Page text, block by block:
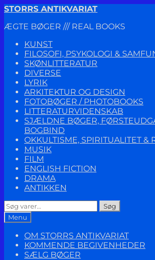
Spring
navigation
Spring
indhold
STORRS ANTIKVARIAT
ÆGTE BØGER /// REAL BOOKS
KUNST
FILOSOFI, PSYKOLOGI &
SKØNLITTERATUR
DIVERSE
LYRIK
ARKITEKTUR OG DESIGN
FOTOBØGER / PHOTOBOOKS
LITTERATURVIDENSKAB
SJÆLDNE BØGER,
BOGBIND
OKKULTISME, SPIRITUALITET &
MUSIK
FILM
ENGLISH FICTION
DRAMA
ANTIKKEN
Søg
efter:
Søg
Menu
OM STORRS ANTIKVARIAT
KOMMENDE BEGIVENHEDER
SÆLG BØGER